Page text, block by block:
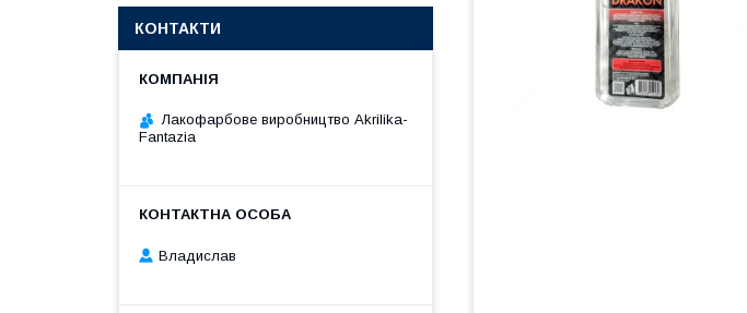
КОНТАКТИ
Лакофарбове виробництво Akrilika-
Fantazia
Владислав